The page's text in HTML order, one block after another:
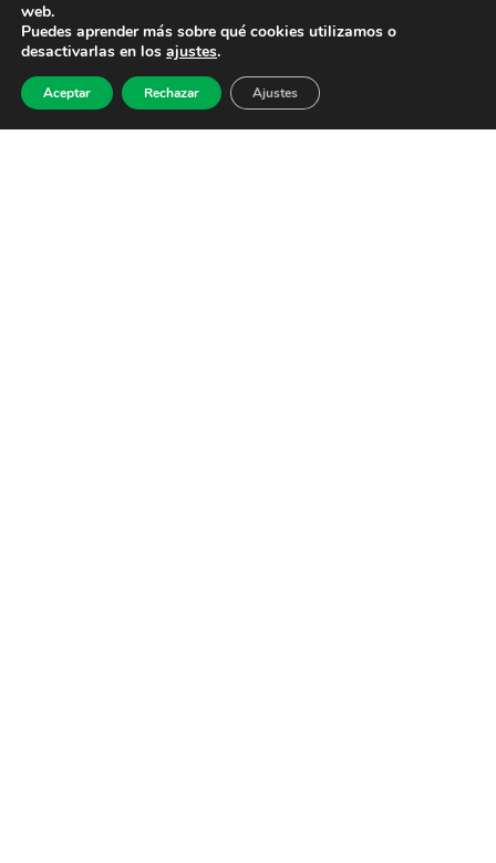
web.
Puedes aprender más sobre qué cookies utilizamos o
desactivarlas en los ajustes.
Aceptar Rechazar Ajustes